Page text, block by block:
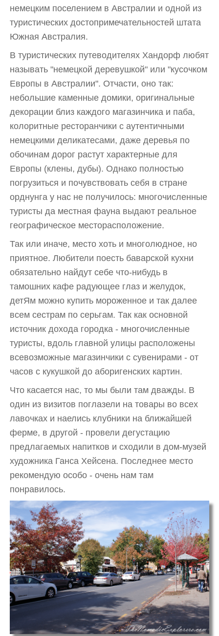
немецким поселением в Австралии и одной из
туристических достопримечательностей штата
Южная Австралия.
В туристических путеводителях Хандорф любят
называть "немецкой деревушкой" или "кусочком
Европы в Австралии". Отчасти, оно так:
небольшие каменные домики, оригинальные
декорации близ каждого магазинчика и паба,
колоритные ресторанчики с аутентичными
немецкими деликатесами, даже деревья по
обочинам дорог растут характерные для
Европы (клены, дубы). Однако полностью
погрузиться и почувствовать себя в стране
орднунга у нас не получилось: многочисленные
туристы да местная фауна выдают реальное
географическое месторасположение.
Так или иначе, место хоть и многолюдное, но
приятное. Любители поесть баварской кухни
обязательно найдут себе что-нибудь в
тамошних кафе радующее глаз и желудок,
детЯм можно купить мороженное и так далее
всем сестрам по серьгам. Так как основной
источник дохода городка - многочисленные
туристы, вдоль главной улицы расположены
всевозможные магазинчики с сувенирами - от
часов с кукушкой до аборигенских картин.
Что касается нас, то мы были там дважды. В
один из визитов поглазели на товары во всех
лавочках и наелись клубники на ближайшей
ферме, в другой - провели дегустацию
предлагаемых напитков и сходили в дом-музей
художника Ганса Хейсена. Последнее место
рекомендую особо - очень нам там
понравилось.